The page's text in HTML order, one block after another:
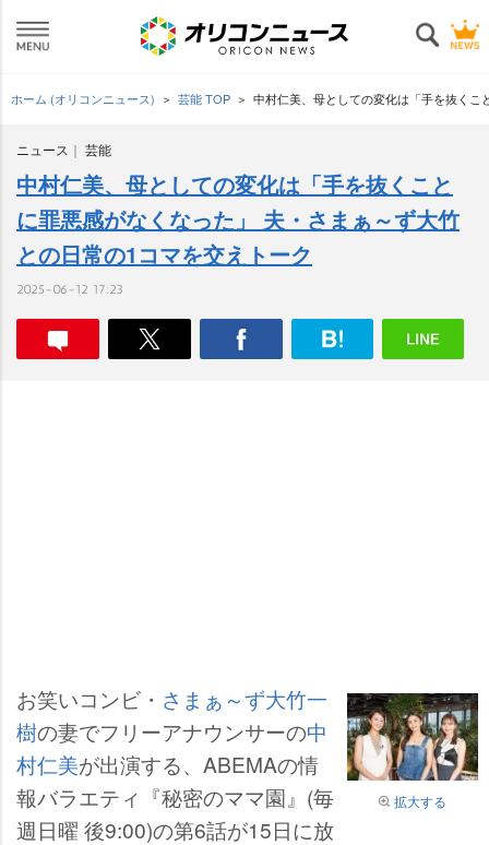
ホーム (オリコンニュース) 芸能 TOP 中村仁美、母としての変化は「手を抜く
ニュース 芸能
中村仁美、母としての変化は「手を抜くこと
に罪悪感がなくなった」 夫・さまぁ～ず大竹
との日常の1コマを交えトーク
2025-06-12 17:23
拡大する
お笑いコンビ・ さまぁ～ず大竹一
樹の妻でフリーアナウンサーの中
村仁美が出演する、ABEMAの情
報バラエティ『秘密のママ園』(毎
週日曜 後9:00)の第6話が15日に放